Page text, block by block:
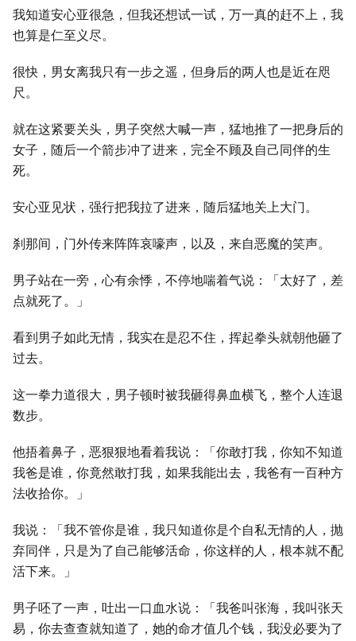
我知道安心亚很急，但我还想试一试，万一真的赶不上，我
也算是仁至义尽。
很快，男女离我只有一步之遥，但身后的两人也是近在咫
尺。
就在这紧要关头，男子突然大喊一声，猛地推了一把身后的
女子，随后一个箭步冲了进来，完全不顾及自己同伴的生
死。
安心亚见状，强行把我拉了进来，随后猛地关上大门。
刹那间，门外传来阵阵哀嚎声，以及，来自恶魔的笑声。
男子站在一旁，心有余悸，不停地喘着气说：「太好了，差
点就死了。」
看到男子如此无情，我实在是忍不住，挥起拳头就朝他砸了
过去。
这一拳力道很大，男子顿时被我砸得鼻血横飞，整个人连退
数步。
他捂着鼻子，恶狠狠地看着我说：「你敢打我，你知不知道
我爸是谁，你竟然敢打我，如果我能出去，我爸有一百种方
法收拾你。」
我说：「我不管你是谁，我只知道你是个自私无情的人，抛
弃同伴，只是为了自己能够活命，你这样的人，根本就不配
活下来。」
男子呸了一声，吐出一口血水说：「我爸叫张海，我叫张天
易，你去查查就知道了，她的命才值几个钱，我没必要为了